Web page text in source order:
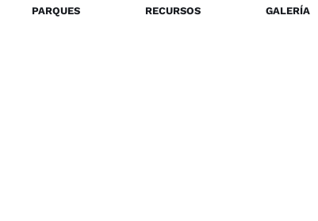
PARQUES RECURSOS GALERÍA